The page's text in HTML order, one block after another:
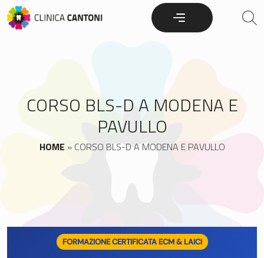
Skip
to
CORSO BLS-D A MODENA E
PAVULLO
HOME » CORSO BLS-D A MODENA E PAVULLO
FORMAZIONE CERTIFICATA ECM & LAICI